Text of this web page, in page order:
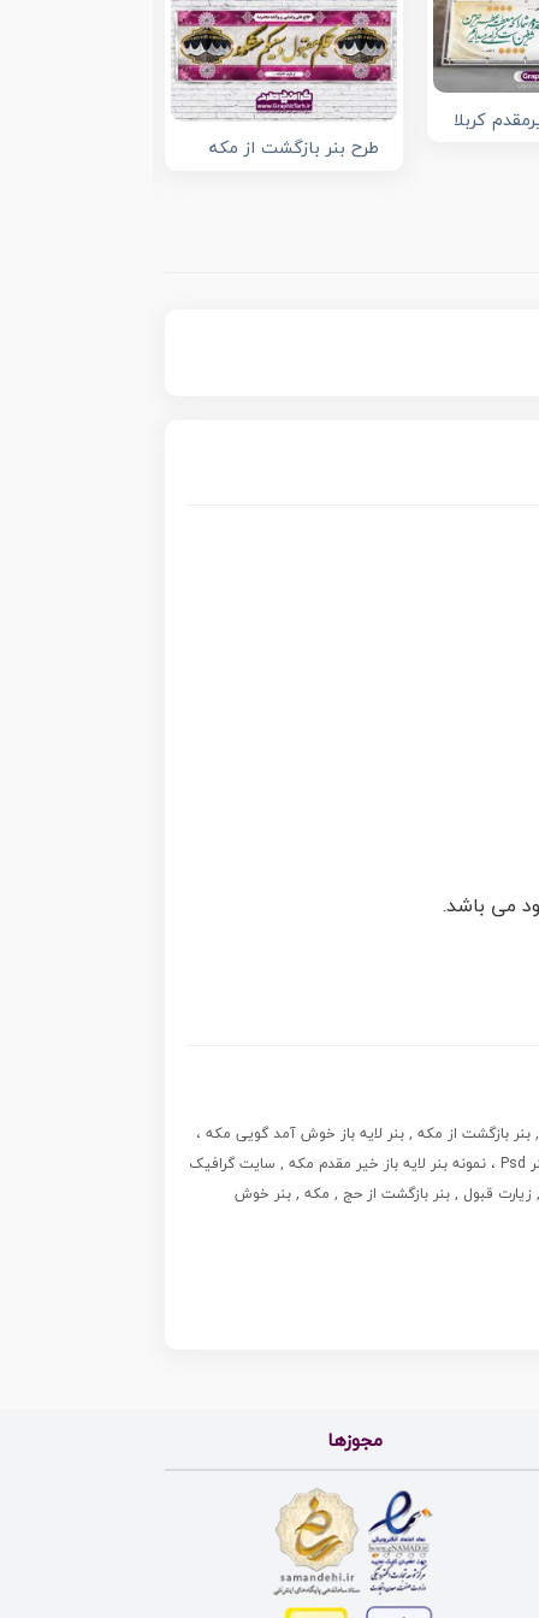
کربلا
طرح بنر بازگشت از مکه
می باشد.
بنر بازگشت از مکه , بنر لایه باز خوش آمد گویی مکه ،
بنر خوش آمد گویی مکه , بنر لایه باز خوش آمد گویی ، پلاکارد لایه باز خیر مقدم ، دانلود بنر لایه باز خیر مقدم ، بنر لایه باز ، طرح بنر لایه باز ، بنر Psd ، نمونه بنر لایه باز خیر مقدم مکه , سایت گرافیک
قبول , بنر بازگشت از حج , مکه , بنر خوش
مجوزها